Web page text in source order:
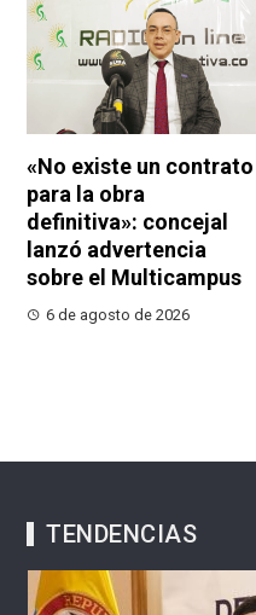
«No existe un contrato
para la obra
definitiva»: concejal
lanzó advertencia
sobre el Multicampus
6 de agosto de 2026
TENDENCIAS